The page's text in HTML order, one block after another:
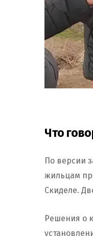
Что
По версии
жильцам
Скиделе.
Решения о